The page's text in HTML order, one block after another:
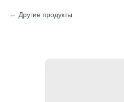
Другие продукты